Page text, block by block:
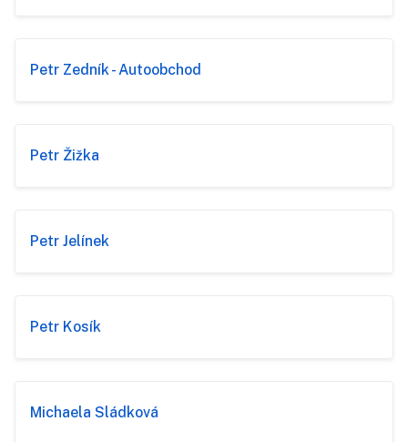
Petr Zedník - Autoobchod
Petr Žižka
Petr Jelínek
Petr Kosík
Michaela Sládková